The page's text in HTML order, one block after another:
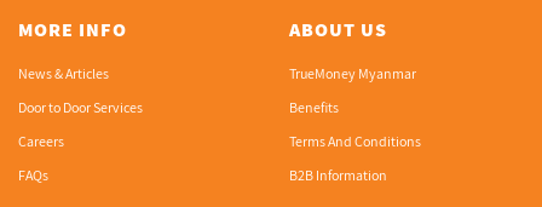
MORE INFO
News & Articles
Door to Door Services
Careers
FAQs
ABOUT US
TrueMoney Myanmar
Benefits
Terms And Conditions
B2B Information